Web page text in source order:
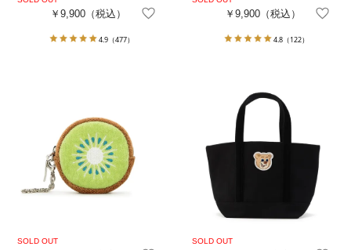
￥9,900 （税込）
4.9 （477）
￥9,900（税込）
4.8（122）